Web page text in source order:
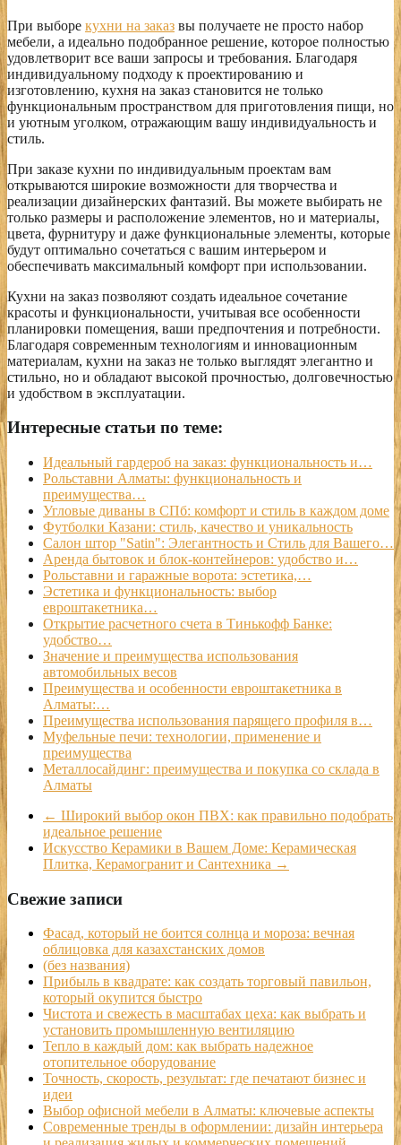
При выборе кухни на заказ вы получаете не просто набор
мебели, а идеально подобранное решение, которое полностью
удовлетворит все ваши запросы и требования. Благодаря
индивидуальному подходу к проектированию и
изготовлению, кухня на заказ становится не только
функциональным пространством для приготовления пищи, но
и уютным уголком, отражающим вашу индивидуальность и
стиль.
При заказе кухни по индивидуальным проектам вам
открываются широкие возможности для творчества и
реализации дизайнерских фантазий. Вы можете выбирать не
только размеры и расположение элементов, но и материалы,
цвета, фурнитуру и даже функциональные элементы, которые
будут оптимально сочетаться с вашим интерьером и
обеспечивать максимальный комфорт при использовании.
Кухни на заказ позволяют создать идеальное сочетание
красоты и функциональности, учитывая все особенности
планировки помещения, ваши предпочтения и потребности.
Благодаря современным технологиям и инновационным
материалам, кухни на заказ не только выглядят элегантно и
стильно, но и обладают высокой прочностью, долговечностью
и удобством в эксплуатации.
Интересные статьи по теме:
Идеальный гардероб на заказ: функциональность и…
Рольставни Алматы: функциональность и
преимущества…
Угловые диваны в СПб: комфорт и стиль в каждом доме
Футболки Казани: стиль, качество и уникальность
Салон штор "Satin": Элегантность и Стиль для Вашего…
Аренда бытовок и блок-контейнеров: удобство и…
Рольставни и гаражные ворота: эстетика,…
Эстетика и функциональность: выбор
евроштакетника…
Открытие расчетного счета в Тинькофф Банке:
удобство…
Значение и преимущества использования
автомобильных весов
Преимущества и особенности евроштакетника в
Алматы:…
Преимущества использования парящего профиля в…
Муфельные печи: технологии, применение и
преимущества
Металлосайдинг: преимущества и покупка со склада в
Алматы
← Широкий выбор окон ПВХ: как правильно подобрать
идеальное решение
Искусство Керамики в Вашем Доме: Керамическая
Плитка, Керамогранит и Сантехника →
Свежие записи
Фасад, который не боится солнца и мороза: вечная
облицовка для казахстанских домов
(без названия)
Прибыль в квадрате: как создать торговый павильон,
который окупится быстро
Чистота и свежесть в масштабах цеха: как выбрать и
установить промышленную вентиляцию
Тепло в каждый дом: как выбрать надежное
отопительное оборудование
Точность, скорость, результат: где печатают бизнес и
идеи
Выбор офисной мебели в Алматы: ключевые аспекты
Современные тренды в оформлении: дизайн интерьера